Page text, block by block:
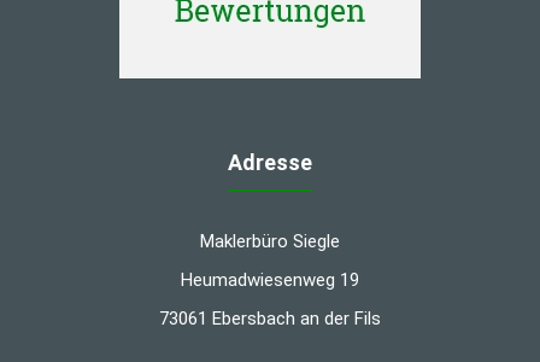
Adresse
Maklerbüro Siegle
Heumadwiesenweg 19
73061 Ebersbach an der Fils